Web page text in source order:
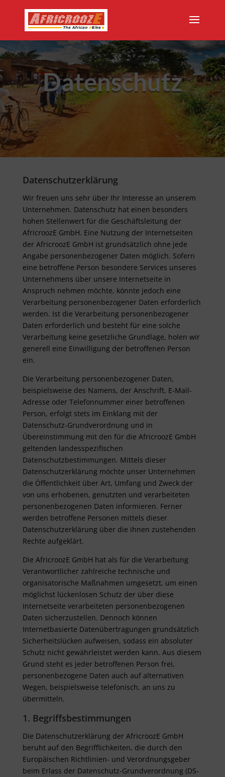
Datenschutz
Datenschutzerklärung
Wir freuen uns sehr über Ihr Interesse an unserem
Unternehmen. Datenschutz hat einen besonders
hohen Stellenwert für die Geschäftsleitung der
AfricroozE GmbH. Eine Nutzung der Internetseiten
der AfricroozE GmbH ist grundsätzlich ohne jede
Angabe personenbezogener Daten möglich. Sofern
eine betroffene Person besondere Services unseres
Unternehmens über unsere Internetseite in
Anspruch nehmen möchte, könnte jedoch eine
Verarbeitung personenbezogener Daten erforderlich
werden. Ist die Verarbeitung personenbezogener
Daten erforderlich und besteht für eine solche
Verarbeitung keine gesetzliche Grundlage, holen wir
generell eine Einwilligung der betroffenen Person
ein.
Die Verarbeitung personenbezogener Daten,
beispielsweise des Namens, der Anschrift, E-Mail-
Adresse oder Telefonnummer einer betroffenen
Person, erfolgt stets im Einklang mit der
Datenschutz-Grundverordnung und in
Übereinstimmung mit den für die AfricroozE GmbH
geltenden landesspezifischen
Datenschutzbestimmungen. Mittels dieser
Datenschutzerklärung möchte unser Unternehmen
die Öffentlichkeit über Art, Umfang und Zweck der
von uns erhobenen, genutzten und verarbeiteten
personenbezogenen Daten informieren. Ferner
werden betroffene Personen mittels dieser
Datenschutzerklärung über die ihnen zustehenden
Rechte aufgeklärt.
Die AfricroozE GmbH hat als für die Verarbeitung
Verantwortlicher zahlreiche technische und
organisatorische Maßnahmen umgesetzt, um einen
möglichst lückenlosen Schutz der über diese
Internetseite verarbeiteten personenbezogenen
Daten sicherzustellen. Dennoch können
Internetbasierte Datenübertragungen grundsätzlich
Sicherheitslücken aufweisen, sodass ein absoluter
Schutz nicht gewährleistet werden kann. Aus diesem
Grund steht es jeder betroffenen Person frei,
personenbezogene Daten auch auf alternativen
Wegen, beispielsweise telefonisch, an uns zu
übermitteln.
1. Begriffsbestimmungen
Die Datenschutzerklärung der AfricroozE GmbH
beruht auf den Begrifflichkeiten, die durch den
Europäischen Richtlinien- und Verordnungsgeber
beim Erlass der Datenschutz-Grundverordnung (DS-